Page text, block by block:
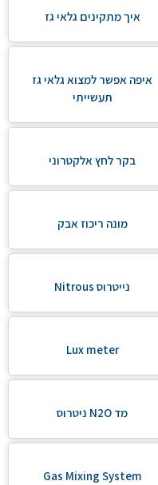
איך מתקינים גלאי גז
איפה אפשר למצוא גלאי גז
תעשייתי
בקר לחץ אלקטרוני
מונה ריכוז אבק
נייטרוס Nitrous
Lux meter
מד N2O ניטרוס
Gas Mixing System